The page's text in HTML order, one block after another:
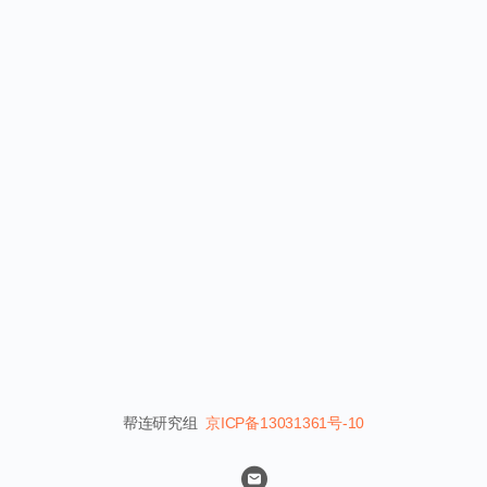
帮连研究组京ICP备13031361号-10